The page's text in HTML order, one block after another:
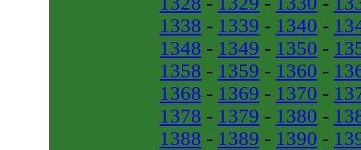
1338 - 1339 - 1340 -
1348 - 1349 - 1350 -
1358 - 1359 - 1360 -
1368 - 1369 - 1370 -
1378 - 1379 - 1380 -
1388 - 1389 - 1390 -